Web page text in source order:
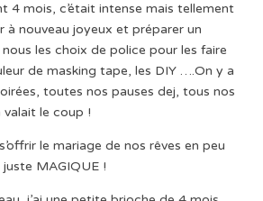
4 mois, c’était intense mais tellement
à nouveau joyeux et préparer un
les choix de police pour les faire
de masking tape, les DIY ….On y a
toutes nos pauses dej, tous nos
le coup !
le mariage de nos rêves en peu
MAGIQUE !